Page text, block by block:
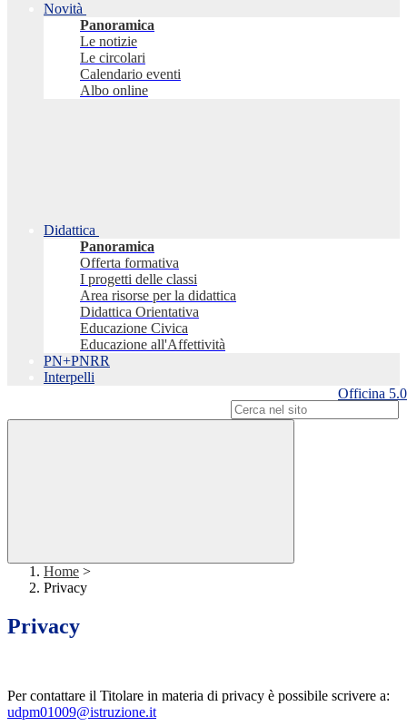
Novità
Panoramica
Le notizie
Le circolari
Calendario eventi
Albo online
Didattica
Panoramica
Offerta formativa
I progetti delle classi
Area risorse per la didattica
Didattica Orientativa
Educazione Civica
Educazione all'Affettività
PN+PNRR
Interpelli
Officina 5.0
Home >
Privacy
Privacy
Per contattare il Titolare in materia di privacy è possibile scrivere a:
udpm01009@istruzione.it